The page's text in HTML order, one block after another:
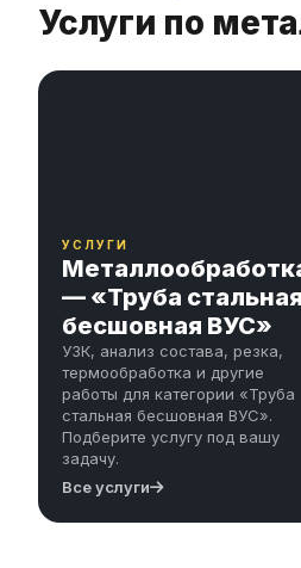
Услуги по
УСЛУГИ
— «Труба стальная
бесшовная ВУС»
УЗК, анализ состава, резка,
термообработка и другие
работы для категории «Труба
стальная бесшовная ВУС».
Подберите услугу под вашу
задачу.
Все услуги